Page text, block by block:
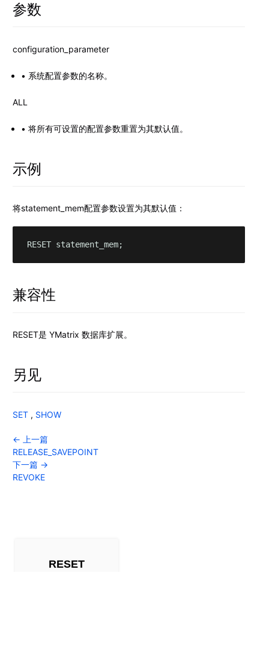
参数
configuration_parameter
系统配置参数的名称。
ALL
将所有可设置的配置参数重置为其默认值。
示例
将statement_mem配置参数设置为其默认值：
RESET statement_mem;
兼容性
RESET是 YMatrix 数据库扩展。
另见
SET, SHOW
← 上一篇
RELEASE_SAVEPOINT
下一篇 →
REVOKE
RESET